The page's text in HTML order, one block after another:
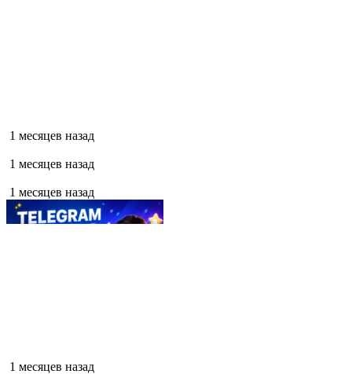
1 месяцев назад
1 месяцев назад
1 месяцев назад
1 месяцев назад